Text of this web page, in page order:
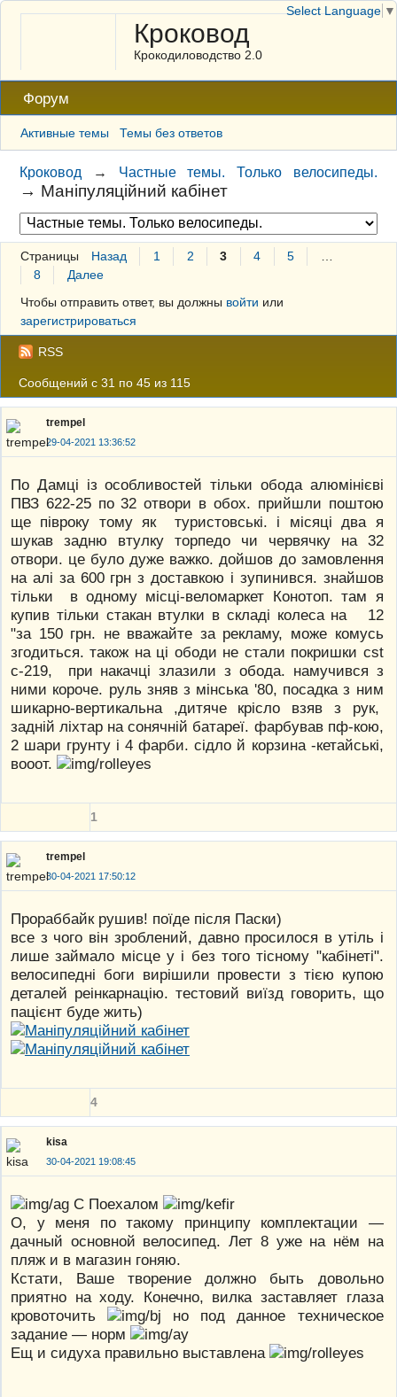
Кроковод
Крокодиловодство 2.0
Форум
Активные темы Темы без ответов
Кроковод → Частные темы. Только велосипеды.
→ Маніпуляційний кабінет
Страницы Назад 1 2 3 4 5
8
Далее
Чтобы отправить ответ, вы должны войти или
зарегистрироваться
RSS
Сообщений с 31 по 45 из 115
trempel
29-04-2021 13:36:52
По Дамці із особливостей тільки обода алюмінієві
ПВЗ 622-25 по 32 отвори в обох. прийшли поштою
ще півроку тому як туристовські. і місяці два я
шукав задню втулку торпедо чи червячку на 32
отвори. це було дуже важко. дойшов до замовлення
на алі за 600 грн з доставкою і зупинився. знайшов
тільки в одному місці-веломаркет Конотоп. там я
купив тільки стакан втулки в складі колеса на 12
"за 150 грн. не вважайте за рекламу, може комусь
згодиться. також на ці ободи не стали покришки cst
c-219, при накачці злазили з обода. намучився з
ними короче. руль зняв з мінська '80, посадка з ним
шикарно-вертикальна ,дитяче крісло взяв з рук,
задній ліхтар на сонячній батареї. фарбував пф-кою,
2 шари грунту і 4 фарби. сідло й корзина -кетайські,
вооот.
1
trempel
30-04-2021 17:50:12
Прораббайк рушив! поїде після Паски)
все з чого він зроблений, давно просилося в утіль і
лише займало місце у і без того тісному "кабінеті".
велосипедні боги вирішили провести з тією купою
деталей реінкарнацію. тестовий виїзд говорить, що
пацієнт буде жить)
4
kisa
30-04-2021 19:08:45
С Поехалом
О, у меня по такому принципу комплектации —
дачный основной велосипед. Лет 8 уже на нём на
пляж и в магазин гоняю.
Кстати, Ваше творение должно быть довольно
приятно на ходу. Конечно, вилка заставляет глаза
кровоточить
но под данное техническое
задание — норм
Ещ и сидуха правильно выставлена
Select Language ▼